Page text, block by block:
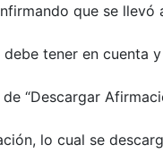
que se llevó
tener en cuenta
“Descargar
lo cual se